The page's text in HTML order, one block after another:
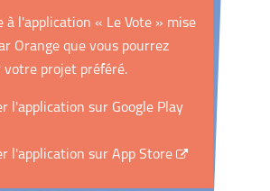
à l'application « Le Vote » mise
Orange que vous pourrez
votre projet préféré.
l'application sur Google Play
l'application sur App Store